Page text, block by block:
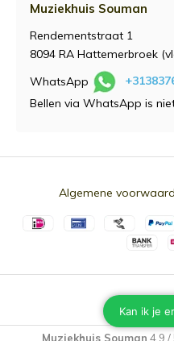
Muziekhuis Souman
Rendementstraat 1
8094 RA Hattemerbroek
WhatsApp
Bellen via WhatsApp is
© 2026 -
Algemene
Muziekhuis Souman 4,9 /